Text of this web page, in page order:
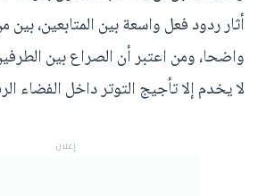
أثار ردود فعل واسعة بين المتابعين، بين
واضحا، ومن اعتبر أن الصراع بين
لا يخدم إلا تأجيج التوتر داخل الفضاء
إعلان